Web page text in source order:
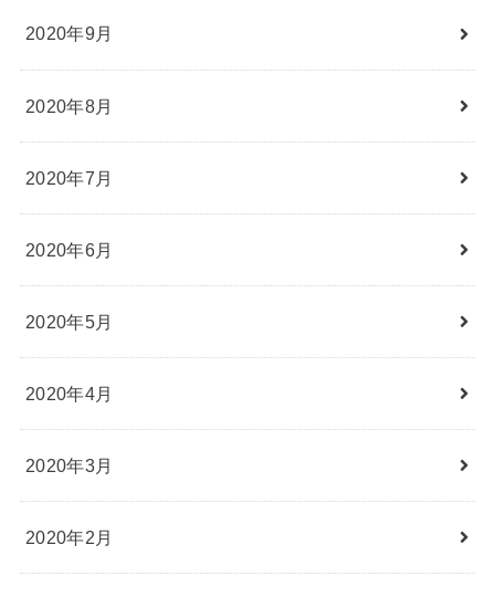
2020年9月
2020年8月
2020年7月
2020年6月
2020年5月
2020年4月
2020年3月
2020年2月